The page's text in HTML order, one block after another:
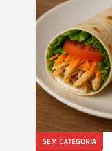
SEM CATEGORIA